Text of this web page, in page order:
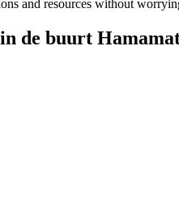
and resources without
de buurt